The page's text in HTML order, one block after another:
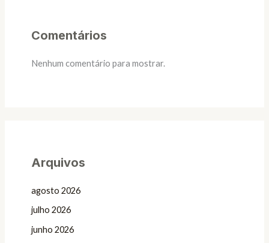
Comentários
Nenhum comentário para mostrar.
Arquivos
agosto 2026
julho 2026
junho 2026